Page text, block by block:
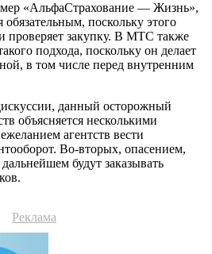
«АльфаСтрахование — Жизнь»,
поскольку этого
проверяет закупку. В МТС также
подхода, поскольку он делает
в том числе перед внутренним
данный осторожный
объясняется несколькими
агентств вести
Во-вторых, опасением,
будут заказывать
Реклама